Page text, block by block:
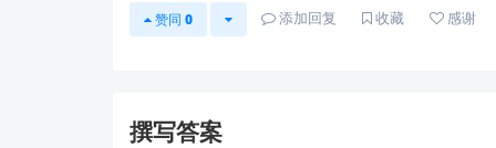
行基础功能验证。
赞同 0 添加回复 收藏 感谢
撰写答案